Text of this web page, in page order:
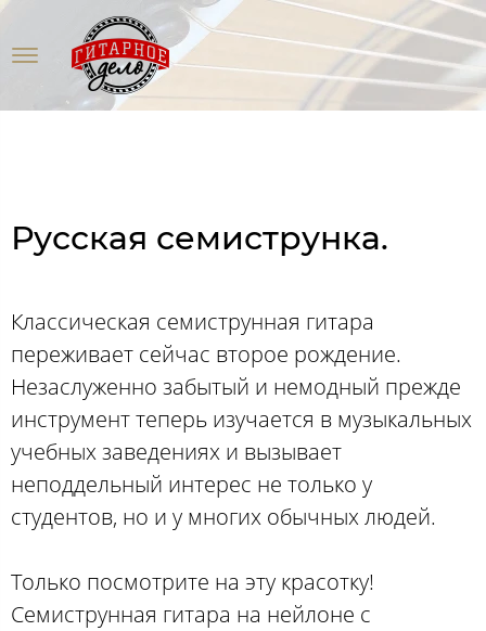
Русская семиструнка.
Классическая семиструнная гитара
переживает сейчас второе рождение.
Незаслуженно забытый и немодный прежде
инструмент теперь изучается в музыкальных
учебных заведениях и вызывает
неподдельный интерес не только у
студентов, но и у многих обычных людей.
Только посмотрите на эту красотку!
Семиструнная гитара на нейлоне с